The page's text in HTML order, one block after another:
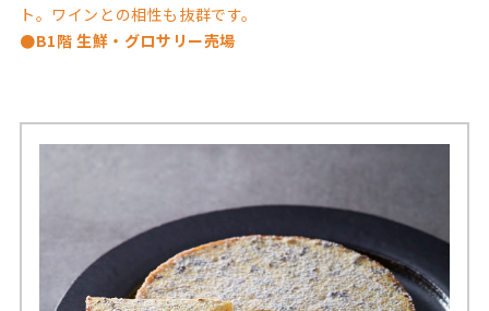
ト。ワインとの相性も抜群です。
●B1階 生鮮・グロサリー売場